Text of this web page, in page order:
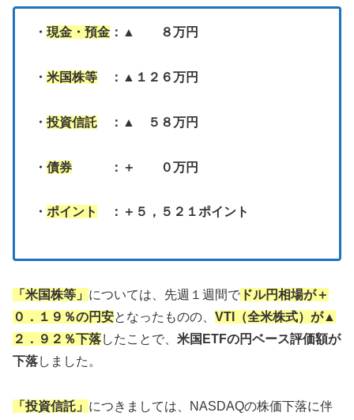
・ 現金・預金 ：▲ ８万円
・ 米国株等 ：▲１２６万円
・ 投資信託 ：▲ ５８万円
・ 債券 ：＋ ０万円
・ ポイント ：＋５，５２１ポイント
「米国株等」 については、先週１週間で ドル円相場が＋
０．１９％の円安となったものの、 VTI（全米株式）が▲
２．９２％下落したことで、 米国ETFの円ベース評価額が
下落しました。
「投資信託」 につきましては、NASDAQの株価下落に伴